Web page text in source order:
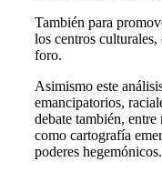
También para
los centros culturales,
foro.
Asimismo este
emancipatorios,
debate también,
como cartografía
poderes hegemónicos.